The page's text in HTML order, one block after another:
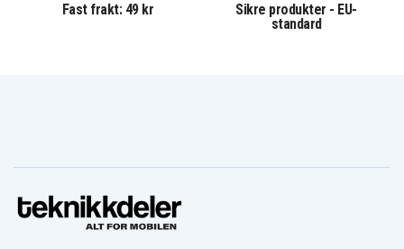
Fast frakt: 49 kr
Sikre produkter - EU-
standard